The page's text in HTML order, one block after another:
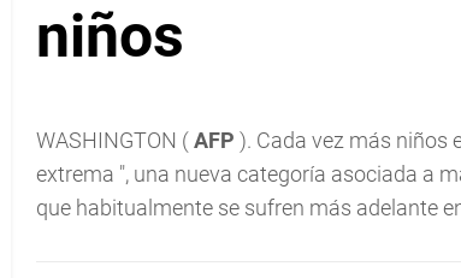
niños
WASHINGTON (AFP ). Cada vez más niños
extrema ", una nueva categoría asociada a
que habitualmente se sufren más adelante